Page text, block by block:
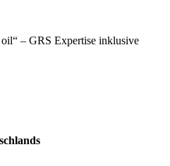
– GRS Expertise inklusive